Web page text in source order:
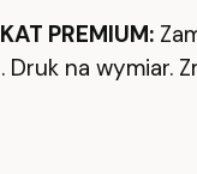
PREMIUM:
Druk na wymiar.